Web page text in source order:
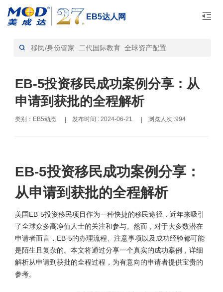
EB5达人网
首页> EB5动态-资讯
EB-5投资移民成功案例分享：从
申请到获批的全程解析
类别：EB5动态 | 发布时间 : 2024-06-21 | 浏览人次 :994
EB-5投资移民成功案例分享：
从申请到获批的全程解析
美国EB-5投资移民项目作为一种快捷的移民途径，近年来吸引
了全球众多高净值人士的关注和参与。然而，对于大多数潜在
申请者而言，EB-5的办理流程、注意事项以及成功经验都可能
是陌生且复杂的。本文将通过分享一个真实的成功案例，详细
解析从申请到获批的全程过程，为有意向的申请者提供宝贵的
参考。